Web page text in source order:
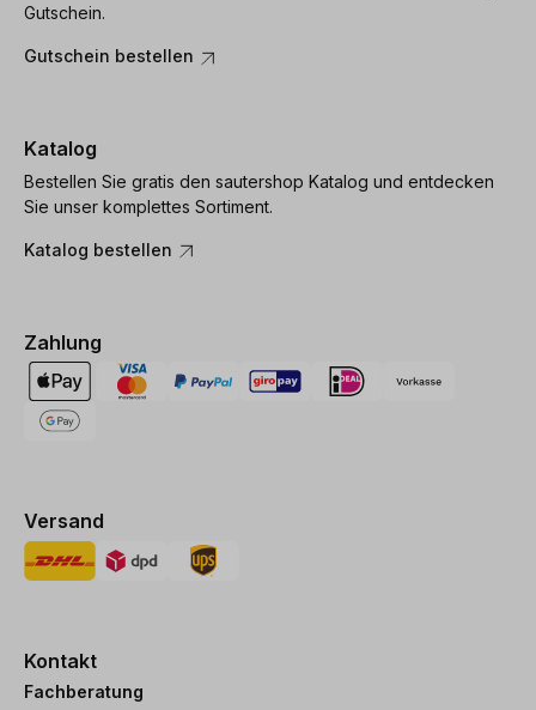
Gutschein.
Gutschein bestellen
Katalog
Bestellen Sie gratis den sautershop Katalog und entdecken
Sie unser komplettes Sortiment.
Katalog bestellen
Zahlung
Versand
Kontakt
Fachberatung